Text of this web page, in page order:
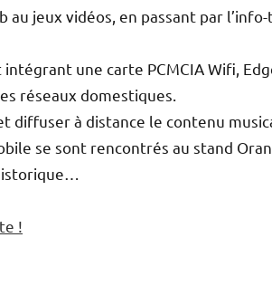
au jeux vidéos, en passant par
une carte PCMCIA Wifi,
réseaux domestiques.
diffuser à distance le contenu
se sont rencontrés au stand
!